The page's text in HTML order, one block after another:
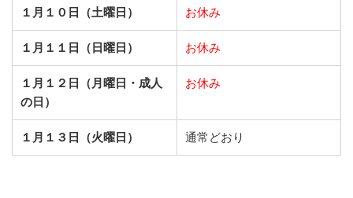
１月１０日（土曜日） お休み
１月１１日（日曜日） お休み
１月１２日（月曜日・成人
の日）
お休み
１月１３日（火曜日） 通常どおり